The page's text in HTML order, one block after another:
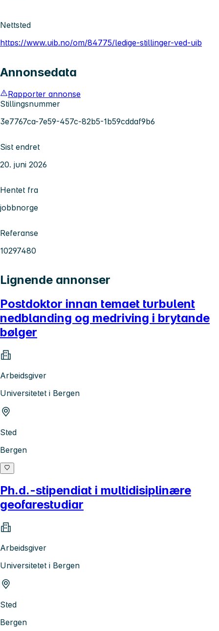
Nettsted
https://www.uib.no/om/84775/ledige-stillinger-ved-uib
Annonsedata
Rapporter annonse
Stillingsnummer
3e7767ca-7e59-457c-82b5-1b59cddaf9b6
Sist endret
20. juni 2026
Hentet fra
jobbnorge
Referanse
10297480
Lignende annonser
Postdoktor innan temaet turbulent
nedblanding og medriving i brytande
bølger
Arbeidsgiver
Universitetet i Bergen
Sted
Bergen
Ph.d.-stipendiat i multidisiplinære
geofarestudiar
Arbeidsgiver
Universitetet i Bergen
Sted
Bergen